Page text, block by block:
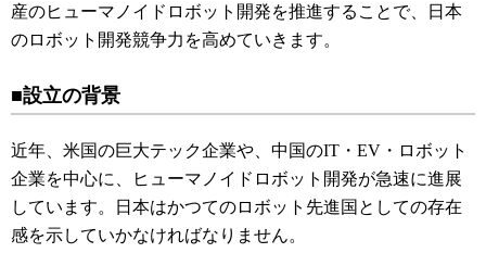
産のヒューマノイドロボット開発を推進することで、日本
のロボット開発競争力を高めていきます。
■設立の背景
近年、米国の巨大テック企業や、中国のIT・EV・ロボット
企業を中心に、ヒューマノイドロボット開発が急速に進展
しています。日本はかつてのロボット先進国としての存在
感を示していかなければなりません。